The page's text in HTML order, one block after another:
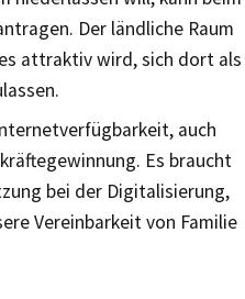
Der ländliche Raum
attraktiv wird, sich dort als
auch
Es braucht
bei der Digitalisierung,
Vereinbarkeit von Familie